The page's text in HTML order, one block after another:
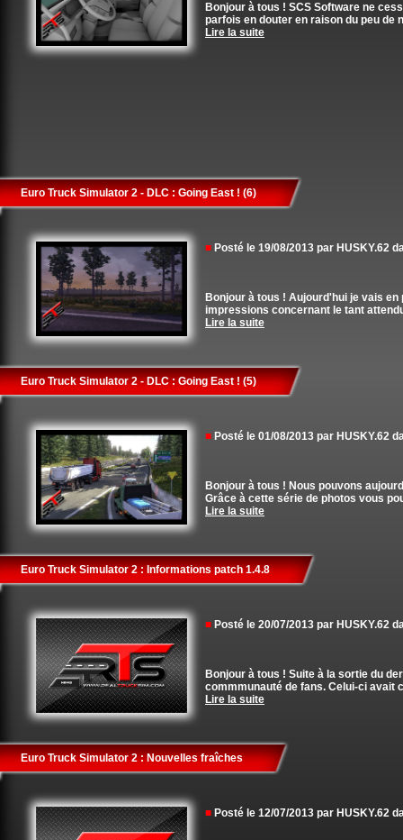
Bonjour à tous ! SCS Software ne
parfois en douter en raison du peu de
Lire la suite
Euro Truck Simulator 2 - DLC : Going East ! (6)
■ Posté le 19/08/2013 par HUSKY.62
Bonjour à tous ! Aujourd'hui je vais
impressions concernant le tant
Lire la suite
Euro Truck Simulator 2 - DLC : Going East ! (5)
■ Posté le 01/08/2013 par HUSKY.62
Bonjour à tous ! Nous pouvons
Grâce à cette série de photos vous
Lire la suite
Euro Truck Simulator 2 : Informations patch 1.4.8
■ Posté le 20/07/2013 par HUSKY.62
Bonjour à tous ! Suite à la sortie du
commmunauté de fans. Celui-ci avait
Lire la suite
Euro Truck Simulator 2 : Nouvelles fraîches
■ Posté le 12/07/2013 par HUSKY.62